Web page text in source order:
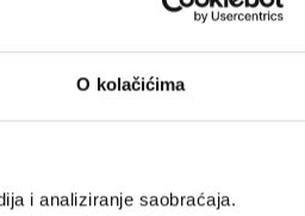
O kolačićima
i analiziranje saobraćaja.